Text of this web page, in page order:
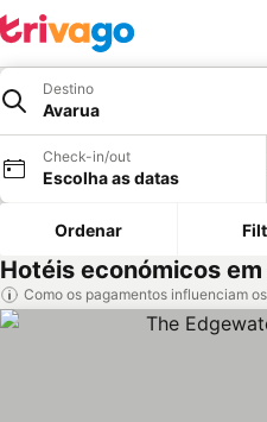
Destino
Avarua
Check-in/out
Escolha as datas
Ordenar
Hotéis económicos
Como os pagamentos influenciam